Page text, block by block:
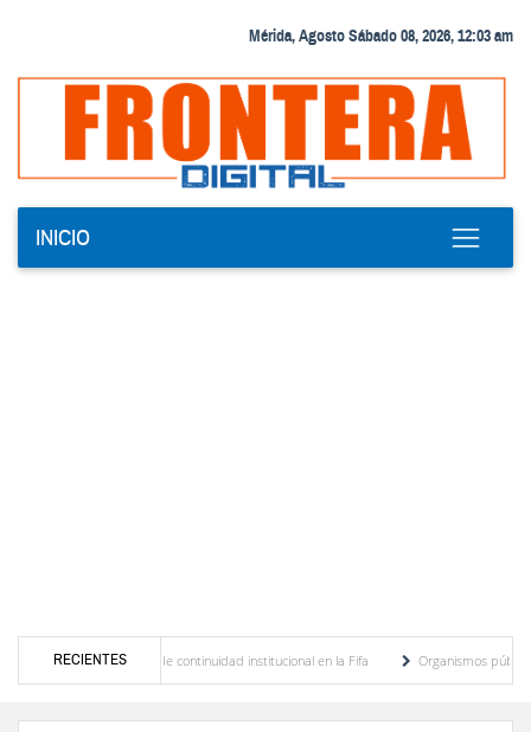
Mérida, Agosto Sábado 08, 2026, 12:03 am
INICIO
RECIENTES
Infantino y defiende continuidad institucional en la Fifa
Organismos públicos